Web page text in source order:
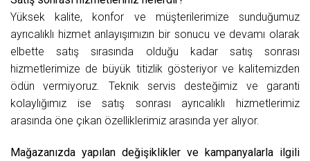
Yüksek kalite, konfor ve müşterilerimize sunduğumuz
ayrıcalıklı hizmet anlayışımızın bir sonucu ve devamı olarak
elbette satış sırasında olduğu kadar satış sonrası
hizmetlerimize de büyük titizlik gösteriyor ve kalitemizden
ödün vermiyoruz. Teknik servis desteğimiz ve garanti
kolaylığımız ise satış sonrası ayrıcalıklı hizmetlerimiz
arasında öne çıkan özelliklerimiz arasında yer alıyor.
Mağazanızda yapılan değişiklikler ve kampanyalarla ilgili